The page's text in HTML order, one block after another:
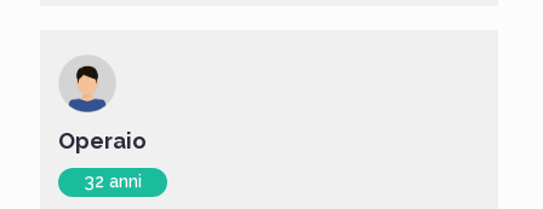
Operaio
32 anni